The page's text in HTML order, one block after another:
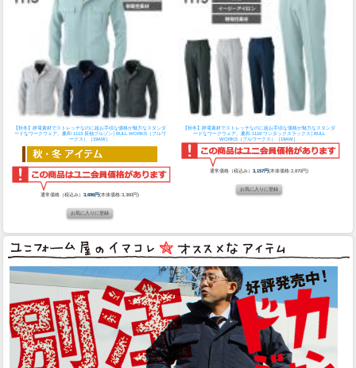
【秋冬】静電素材でストレッチなのに超お手頃な価格が魅力なスタンダ
ードなワークウェア。 桑和 1113 長袖ブルゾン│BULL WORKS（ブルワ
ークス）［19AW］
通常価格（税込み）3,696円(本体価格:3,360円)
【秋冬】静電素材でストレッチなのに超お手頃な価格が魅力なスタンダ
ードなワークウェア。 桑和 1119 ワンタックスラックス│BULL
WORKS（ブルワークス）［19AW］
通常価格（税込み） 3,157円(本体価格:2,870円)